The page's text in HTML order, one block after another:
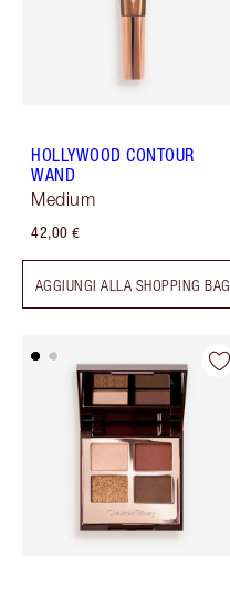
HOLLYWOOD CONTOUR
WAND
Medium
42,00 €
AGGIUNGI ALLA SHOPPING BAG